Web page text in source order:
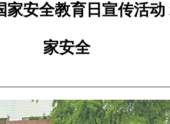
家安全教育日宣传活
家安全